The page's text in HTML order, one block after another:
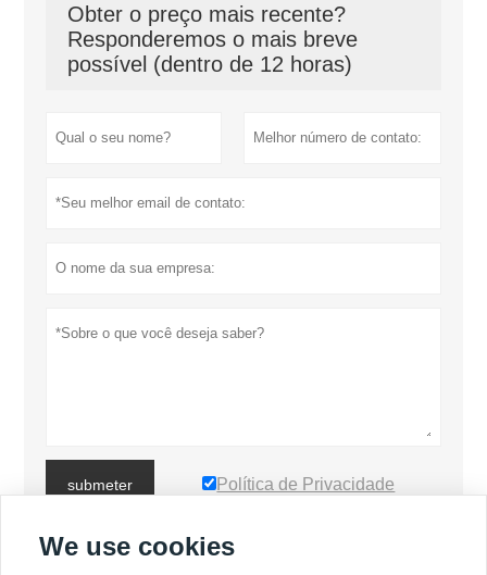
Obter o preço mais recente?
Responderemos o mais breve
possível (dentro de 12 horas)
submeter Política de Privacidade
We use cookies